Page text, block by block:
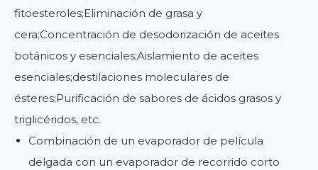
fitoesteroles;Eliminación de grasa y
cera;Concentración de desodorización de aceites
botánicos y esenciales;Aislamiento de aceites
esenciales;destilaciones moleculares de
ésteres;Purificación de sabores de ácidos grasos y
triglicéridos, etc.
Combinación de un evaporador de película
delgada con un evaporador de recorrido corto